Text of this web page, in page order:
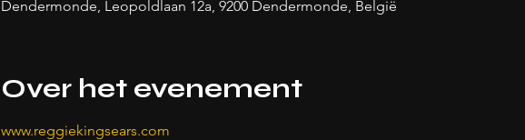
Dendermonde, Leopoldlaan 12a, 9200 Dendermonde, België
Over het evenement
www.reggiekingsears.com